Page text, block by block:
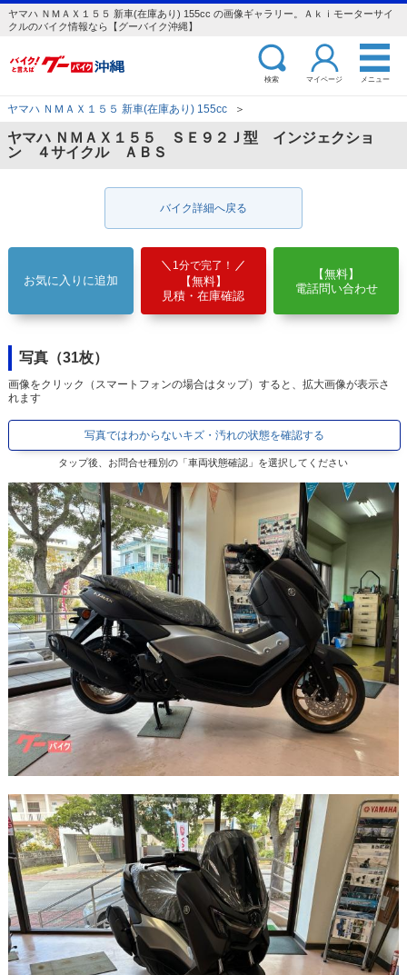
ヤマハ ＮＭＡＸ１５５ 新車(在庫あり) 155cc の画像ギャラリー。Ａｋｉモーターサイ
クルのバイク情報なら【グーバイク沖縄】
検索 マイページ メニュー
ヤマハ ＮＭＡＸ１５５ 新車(在庫あり) 155cc ＞
ヤマハ ＮＭＡＸ１５５ ＳＥ９２Ｊ型 インジェクショ
ン ４サイクル ＡＢＳ
バイク詳細へ戻る
お気に入りに追加
1分で完了！
【無料】
見積・在庫確認
【無料】
電話問い合わせ
写真（31枚）
画像をクリック（スマートフォンの場合はタップ）すると、拡大画像が表示さ
れます
写真ではわからないキズ・汚れの状態を確認する
タップ後、お問合せ種別の「車両状態確認」を選択してください